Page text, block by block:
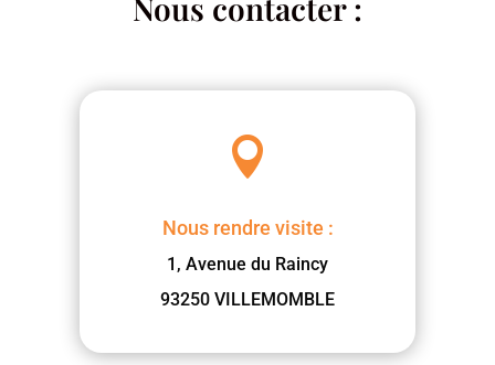
Nous contacter :

Nous rendre visite :
1, Avenue du Raincy
93250 VILLEMOMBLE